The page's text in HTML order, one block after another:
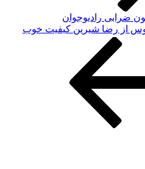
ضرابی رادیوجوان
از رضا شیرین کیفیت خوب